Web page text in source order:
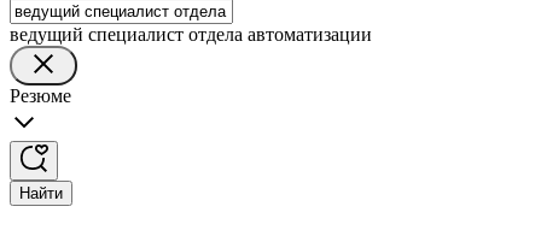
ведущий специалист отдела автоматизации
Резюме
Найти